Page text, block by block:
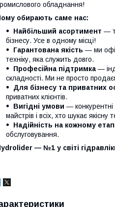
обладнання!
обирають саме нас:
Найбільший асортимент —
бізнесу. Усе в одному місці!
Гарантована якість — ми
техніку, яка служить довго.
Професійна підтримка —
складності. Ми не просто
Для бізнесу та приватних
приватних клієнтів.
Вигідні умови — конкурентні
майстрів і всіх, хто шукає якісну
Надійність на кожному
обслуговування.
— №1 у світі